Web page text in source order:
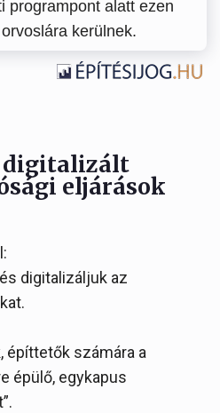
programpont alatt ezen
kerülnek.
digitalizált
eljárások
digitalizáljuk az
építtetők számára a
épülő, egykapus